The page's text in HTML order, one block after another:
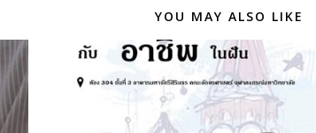
YOU MAY ALSO LIKE